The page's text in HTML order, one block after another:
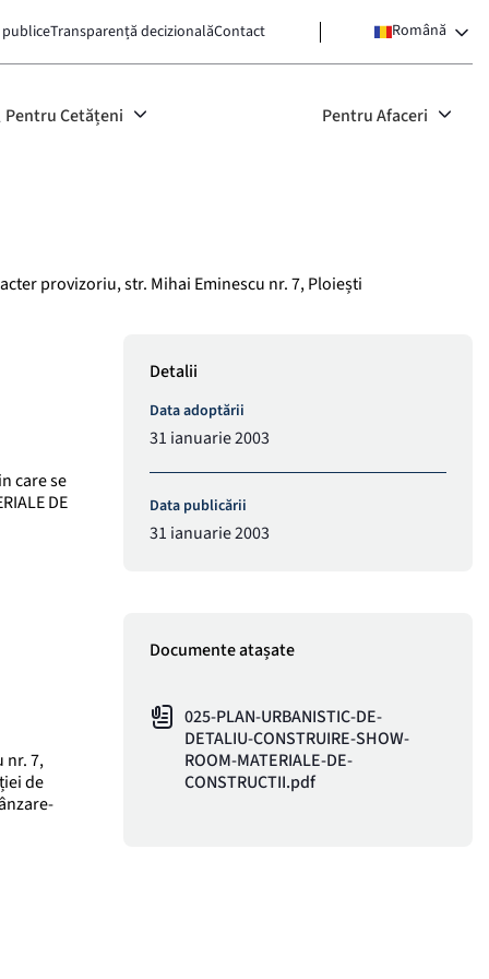
Transparență decizionalăContact Română
Pentru Cetățeni Pentru Afaceri
provizoriu, str. Mihai Eminescu nr. 7, Ploiești
care se
DE
nr. 7,
de
Detalii
Data adoptării
31 ianuarie 2003
Data publicării
31 ianuarie 2003
Documente atașate
025-PLAN-URBANISTIC-DE-
DETALIU-CONSTRUIRE-SHOW-
ROOM-MATERIALE-DE-
CONSTRUCTII.pdf